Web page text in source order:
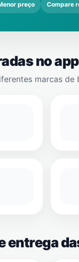
preço Compare
no app
marcas
entrega